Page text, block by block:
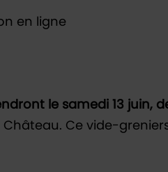
en ligne
le samedi 13 juin,
Château. Ce vide-